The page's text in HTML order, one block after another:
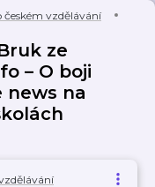
českém vzdělávání
ze
– O boji
news na